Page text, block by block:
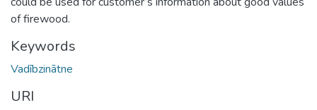
of firewood.
Keywords
Vadībzinātne
URI